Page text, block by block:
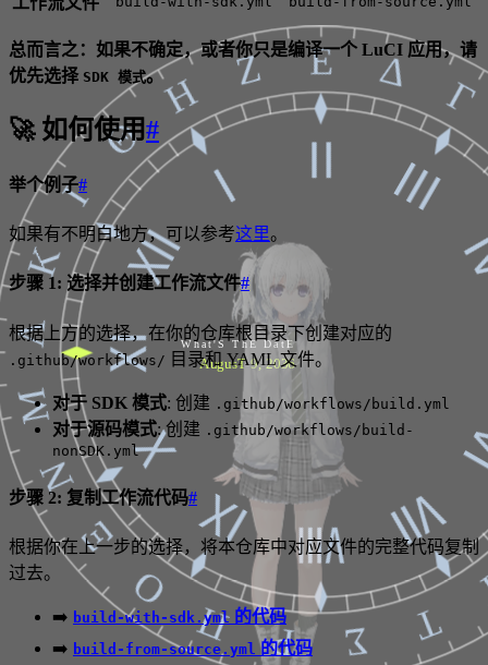
总而言之：如果不确定，或者你只是编译一个 LuCI 应用，请
优先选择 SDK 模式。
🚀 如何使用#
举个例子#
如果有不明白地方，可以参考这里。
步骤 1: 选择并创建工作流文件#
根据上方的选择，在你的仓库根目录下创建对应的
.github/workflows/ 目录和 YAML 文件。
对于 SDK 模式: 创建 .github/workflows/build.yml
对于源码模式: 创建 .github/workflows/build-
nonSDK.yml
步骤 2: 复制工作流代码#
根据你在上一步的选择，将本仓库中对应文件的完整代码复制
过去。
➡️ build-with-sdk.yml 的代码
➡️ build-from-source.yml 的代码
Ⅻ
Ⅰ Ⅱ Ⅲ
Ⅶ
Ⅷ
Ⅸ
Ⅹ
Ⅺ
Τ
Σ
Ρ
Π
Ο
Ξ
Ν
Μ
Λ
Κ
Ι
Θ
Η
Ζ Ε Δ
Γ
What'S ThE DatE
AugusT 9, 2036